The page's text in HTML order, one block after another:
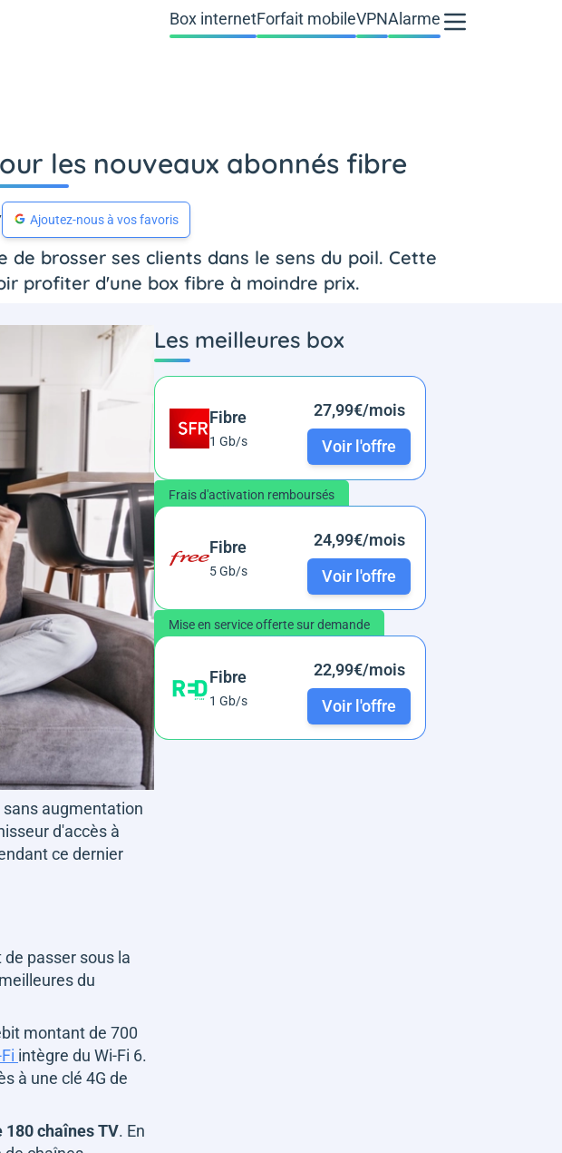
Box internetForfait mobileVPNAlarme
les nouveaux abonnés fibre
Ajoutez-nous à vos favoris
brosser ses clients dans le sens du poil. Cette
profiter d'une box fibre à moindre prix.
sans augmentation
d'accès à
ce dernier
passer sous la
du
montant de 700
intègre du Wi-Fi 6.
à une clé 4G de
180 chaînes TV. En
Les meilleures box
Fibre
1 Gb/s
27,99€/mois
Voir l'offre
Frais d'activation remboursés
Fibre
5 Gb/s
24,99€/mois
Voir l'offre
Mise en service offerte sur demande
Fibre
1 Gb/s
22,99€/mois
Voir l'offre